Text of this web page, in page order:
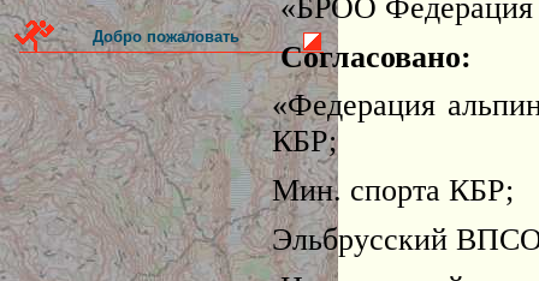
Добро пожаловать
«БРОО Федерация
Согласовано:
«Федерация
КБР;
Мин. спорта КБР;
Эльбрусский